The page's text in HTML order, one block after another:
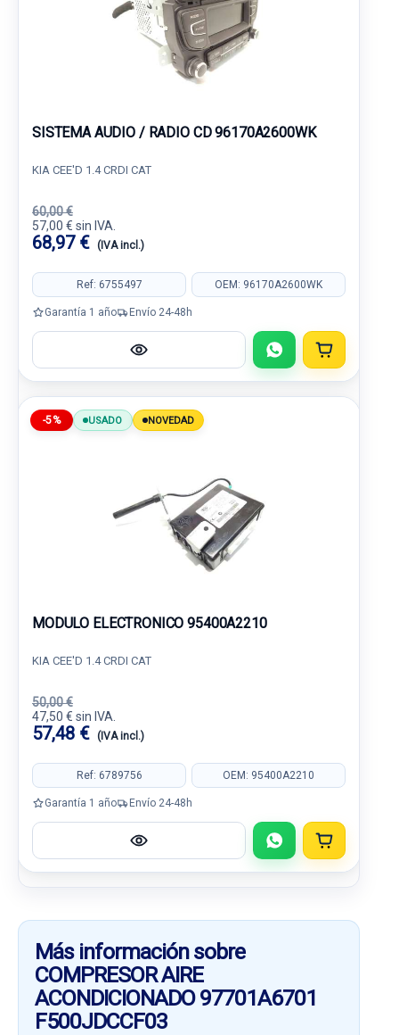
SISTEMA AUDIO / RADIO CD 96170A2600WK
KIA CEE'D 1.4 CRDI CAT
60,00 €
57,00 € sin IVA.
68,97 € (IVA incl.)
Ref: 6755497 OEM: 96170A2600WK
Garantía 1 año Envío 24-48h
-5% USADO NOVEDAD
MODULO ELECTRONICO 95400A2210
KIA CEE'D 1.4 CRDI CAT
50,00 €
47,50 € sin IVA.
57,48 € (IVA incl.)
Ref: 6789756 OEM: 95400A2210
Garantía 1 año Envío 24-48h
Más información sobre
COMPRESOR AIRE
ACONDICIONADO 97701A6701
F500JDCCF03